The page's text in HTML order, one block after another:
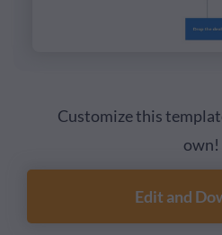
Customize this
own!
Edit and